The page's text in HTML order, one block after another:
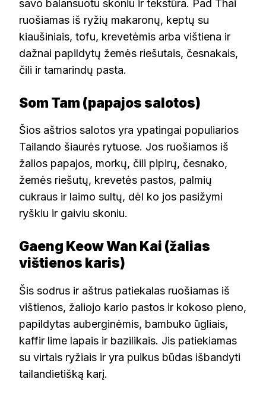
savo balansuotu skoniu ir tekstūra. Pad Thai
ruošiamas iš ryžių makaronų, keptų su
kiaušiniais, tofu, krevetėmis arba vištiena ir
dažnai papildytų žemės riešutais, česnakais,
čili ir tamarindų pasta.
Som Tam (papajos salotos)
Šios aštrios salotos yra ypatingai populiarios
Tailando šiaurės rytuose. Jos ruošiamos iš
žalios papajos, morkų, čili pipirų, česnako,
žemės riešutų, krevetės pastos, palmių
cukraus ir laimo sultų, dėl ko jos pasižymi
ryškiu ir gaiviu skoniu.
Gaeng Keow Wan Kai (žalias
vištienos karis)
Šis sodrus ir aštrus patiekalas ruošiamas iš
vištienos, žaliojo kario pastos ir kokoso pieno,
papildytas auberginėmis, bambuko ūgliais,
kaffir lime lapais ir bazilikais. Jis patiekiamas
su virtais ryžiais ir yra puikus būdas išbandyti
tailandietišką karį.